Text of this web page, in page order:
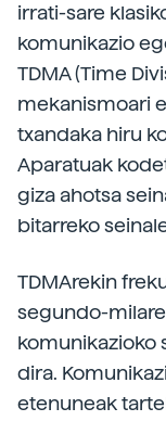
irrati-sare
komunikazio
TDMA (Time
mekanismoari
txandaka hiru
Aparatuak
giza ahotsa
bitarreko
TDMArekin
segundo-
komunikazioko
dira.
etenuneak